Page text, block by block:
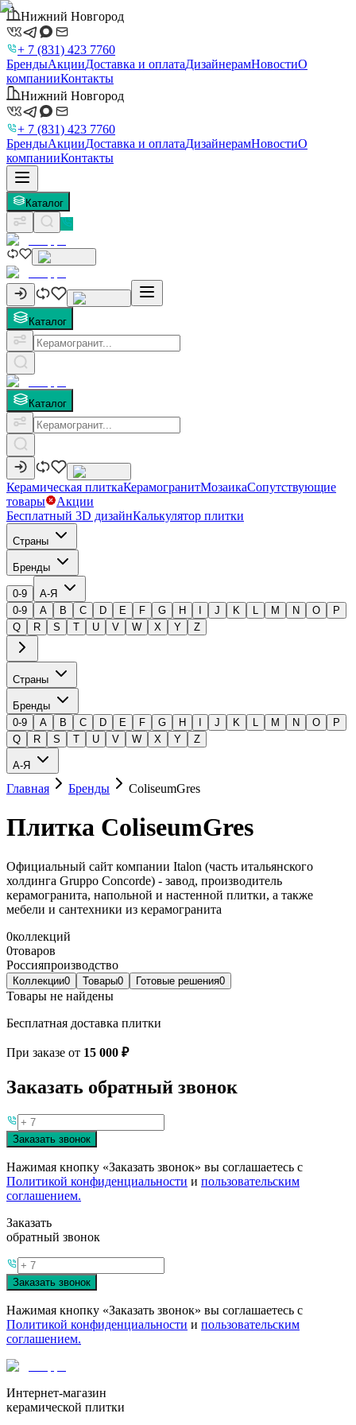
Нижний Новгород
+ 7 (831) 423 7760
БрендыАкцииДоставка и оплатаДизайнерамНовостиО
компанииКонтакты
Нижний Новгород
+ 7 (831) 423 7760
БрендыАкцииДоставка и оплатаДизайнерамНовостиО
компанииКонтакты
Каталог
Каталог
Каталог
Керамическая плиткаКерамогранитМозаикаСопутствующие
товары
Акции
Бесплатный 3D дизайнКалькулятор плитки
Страны
Бренды
0-9
А-Я
0-9
A B C D E F G H J K L M N O
P
Q
R S T U V W X Y Z
Страны
Бренды
0-9
A B C D E F G H J K L M N O
P
Q
R S T U V W X Y Z
А-Я
Главная Бренды ColiseumGres
Плитка ColiseumGres
Официальный сайт компании Italon (часть итальянского
холдинга Gruppo Concorde) - завод, производитель
керамогранита, напольной и настенной плитки, а также
мебели и сантехники из керамогранита
0коллекций
0товаров
Россияпроизводство
Коллекции0 Товары0 Готовые решения0
Товары не найдены
Бесплатная доставка плитки
При заказе от 15 000 ₽
Заказать обратный звонок
Заказать звонок
Нажимая кнопку «Заказать звонок» вы соглашаетесь с
Политикой конфиденциальности и пользовательским
соглашением.
Заказать
обратный звонок
Заказать звонок
Нажимая кнопку «Заказать звонок» вы соглашаетесь с
Политикой конфиденциальности и пользовательским
соглашением.
Интернет-магазин
керамической плитки